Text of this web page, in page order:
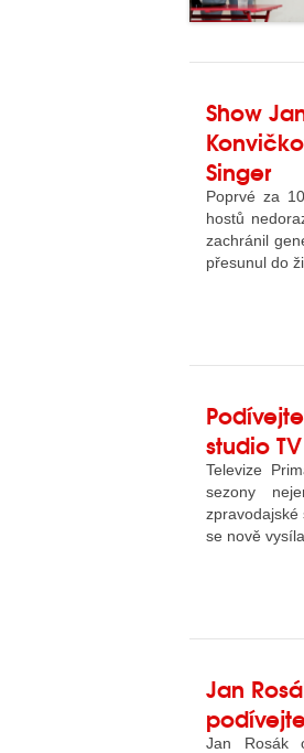
Show
Singer
Poprvé za
hostů
zachránil
přesunul do
studio
Televize
sezony
zpravodajské
se nově
Jan
Jan Rosák